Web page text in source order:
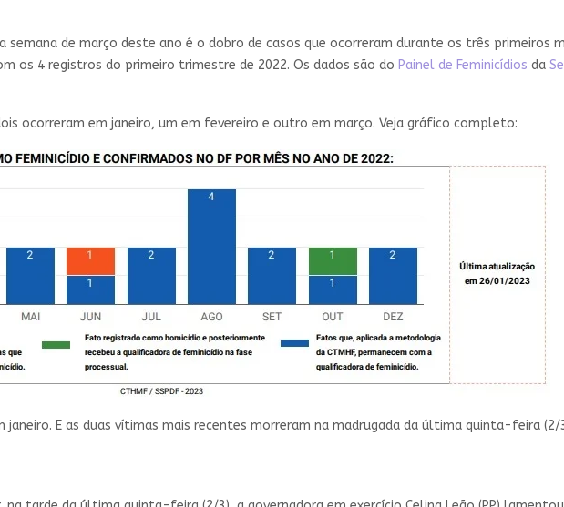
de março deste ano é o dobro de casos que ocorreram durante os três primeiros
os 4 registros do primeiro trimestre de 2022. Os dados são do Painel de Feminicídios da
ocorreram em janeiro, um em fevereiro e outro em março. Veja gráfico completo:
janeiro. E as duas vítimas mais recentes morreram na madrugada da última quinta-feira (2/